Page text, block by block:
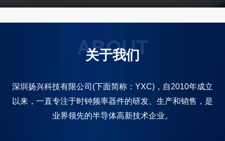
ABOUT
关于我们
深圳扬兴科技有限公司(下面简称：YXC)，自2010年成立
以来，一直专注于时钟频率器件的研发、生产和销售，是
业界领先的半导体高新技术企业。